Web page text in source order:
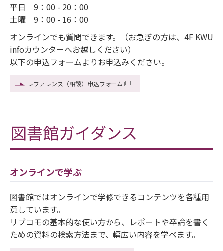
平日 9：00 - 20：00
土曜 9：00 - 16：00
オンラインでも質問できます。（お急ぎの方は、4F KWU
infoカウンターへお越しください）
以下の申込フォームよりお申込みください。
レファレンス（相談）申込フォーム
図書館ガイダンス
オンラインで学ぶ
図書館ではオンラインで学修できるコンテンツを各種用
意しています。
リブコモの基本的な使い方から、レポートや卒論を書く
ための資料の検索方法まで、幅広い内容を学べます。